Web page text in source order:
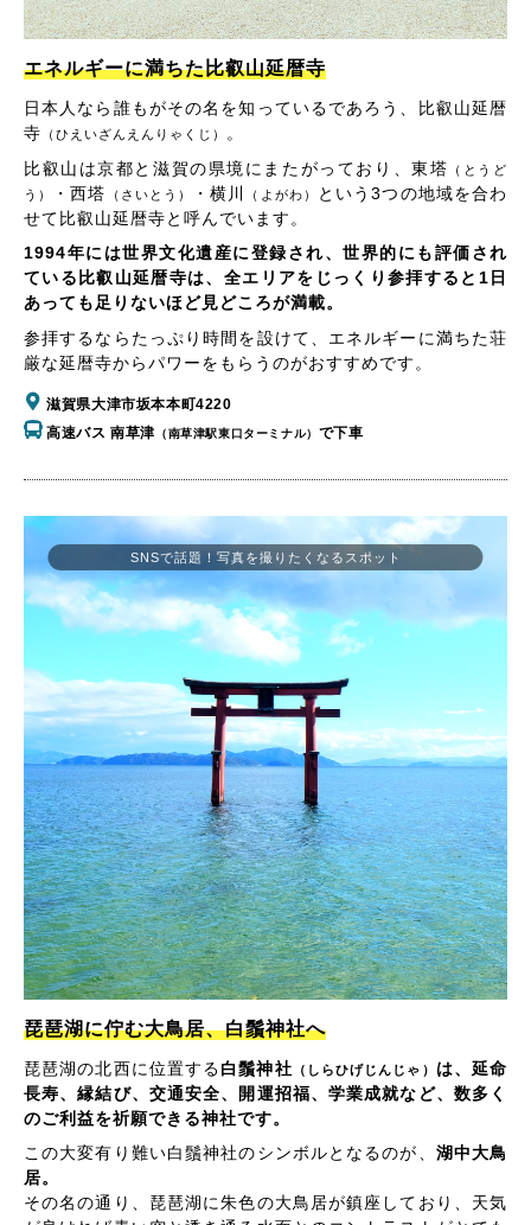
エネルギーに満ちた比叡山延暦寺
日本人なら誰もがその名を知っているであろう、比叡山延暦
寺 （ひえいざんえんりゃくじ） 。
比叡山は京都と滋賀の県境にまたがっており、東塔
（とうど
う）
・西塔 （さいとう） ・横川 （よがわ）
という3つの地域を合わ
せて比叡山延暦寺と呼んでいます。
1994年には世界文化遺産に登録され、世界的にも評価され
ている比叡山延暦寺は、全エリアをじっくり参拝すると1日
あっても足りないほど見どころが満載。
参拝するならたっぷり時間を設けて、エネルギーに満ちた荘
厳な延暦寺からパワーをもらうのがおすすめです。
滋賀県大津市坂本本町4220
高速バス 南草津 （南草津駅東口ターミナル） で下車
琵琶湖に佇む大鳥居、白鬚神社へ
琵琶湖の北西に位置する白鬚神社 （しらひげじんじゃ）
は、延命
長寿、縁結び、交通安全、開運招福、学業成就など、数多く
のご利益を祈願できる神社です。
この大変有り難い白鬚神社のシンボルとなるのが、 湖中大鳥
居。
その名の通り、琵琶湖に朱色の大鳥居が鎮座しており、天気
SNSで話題！写真を撮りたくなるスポット